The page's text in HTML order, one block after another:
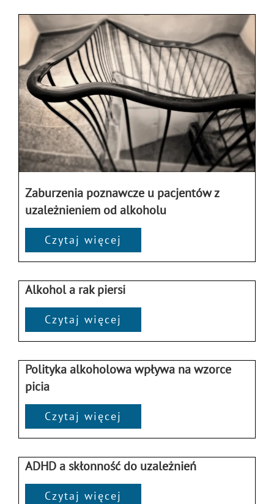
Zaburzenia poznawcze u pacjentów z
uzależnieniem od alkoholu
Czytaj więcej
Alkohol a rak piersi
Czytaj więcej
Polityka alkoholowa wpływa na wzorce
picia
Czytaj więcej
ADHD a skłonność do uzależnień
Czytaj więcej